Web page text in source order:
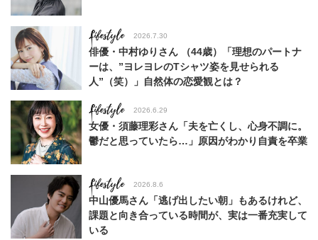
Lifestyle 2026.7.30
俳優・中村ゆりさん （44歳）「理想のパートナ
ーは、”ヨレヨレのTシャツ姿を見せられる
人”（笑）」自然体の恋愛観とは？
Lifestyle 2026.6.29
女優・須藤理彩さん「夫を亡くし、心身不調に。
鬱だと思っていたら…」原因がわかり自責を卒業
Lifestyle 2026.8.6
中山優馬さん「逃げ出したい朝」もあるけれど、
課題と向き合っている時間が、実は一番充実して
いる